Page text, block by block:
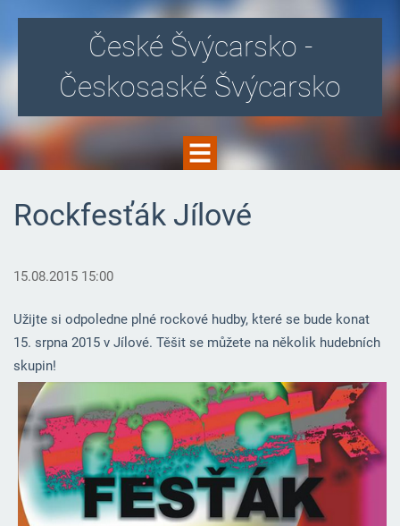
České Švýcarsko -
Českosaské Švýcarsko
Rockfesťák Jílové
15.08.2015 15:00
Užijte si odpoledne plné rockové hudby, které se bude konat
15. srpna 2015 v Jílové. Těšit se můžete na několik hudebních
skupin!